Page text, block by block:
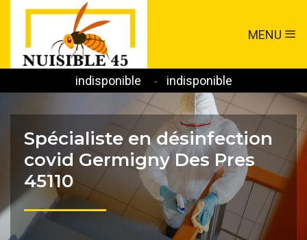
MENU
indisponible - indisponible
Spécialiste en désinfection
covid Germigny Des Pres
45110